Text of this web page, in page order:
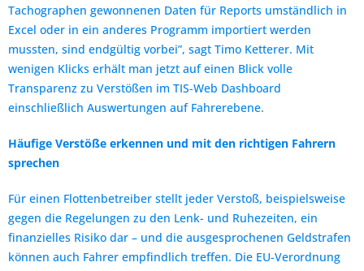
Tachographen gewonnenen Daten für Reports umständlich in
Excel oder in ein anderes Programm importiert werden
mussten, sind endgültig vorbei”, sagt Timo Ketterer. Mit
wenigen Klicks erhält man jetzt auf einen Blick volle
Transparenz zu Verstößen im TIS-Web Dashboard
einschließlich Auswertungen auf Fahrerebene.
Häufige Verstöße erkennen und mit den richtigen Fahrern
sprechen
Für einen Flottenbetreiber stellt jeder Verstoß, beispielsweise
gegen die Regelungen zu den Lenk- und Ruhezeiten, ein
finanzielles Risiko dar – und die ausgesprochenen Geldstrafen
können auch Fahrer empfindlich treffen. Die EU-Verordnung